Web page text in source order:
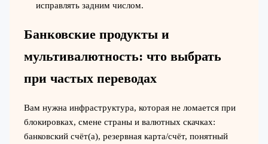
исправлять задним числом.
Банковские продукты и
мультивалютность: что выбрать
при частых переводах
Вам нужна инфраструктура, которая не ломается при
блокировках, смене страны и валютных скачках:
банковский счёт(а), резервная карта/счёт, понятный